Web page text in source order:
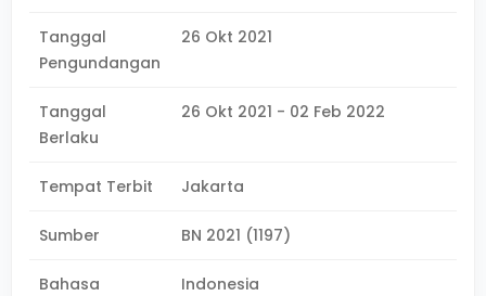
Tanggal
Pengundangan
26 Okt 2021
Tanggal
Berlaku
26 Okt 2021 - 02 Feb 2022
Tempat Terbit Jakarta
Sumber BN 2021 (1197)
Bahasa Indonesia